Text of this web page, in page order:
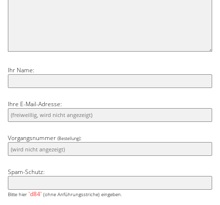
Ihr Name:
Ihre E-Mail-Adresse:
Vorgangsnummer (Bestellung):
Spam-Schutz:
Bitte hier 'd84' (ohne Anführungsstriche) eingeben.